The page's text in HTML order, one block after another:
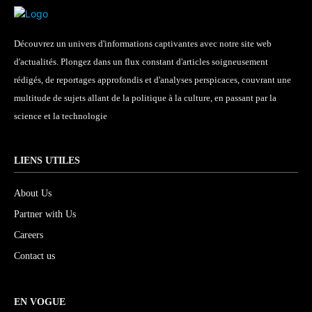
Découvrez un univers d'informations captivantes avec notre site web
d'actualités. Plongez dans un flux constant d'articles soigneusement
rédigés, de reportages approfondis et d'analyses perspicaces, couvrant une
multitude de sujets allant de la politique à la culture, en passant par la
science et la technologie
LIENS UTILES
About Us
Partner with Us
Careers
Contact us
EN VOGUE